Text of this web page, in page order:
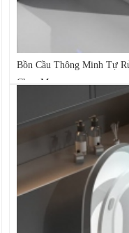
Bồn Cầu Thông Minh Tự
Chọn Mua